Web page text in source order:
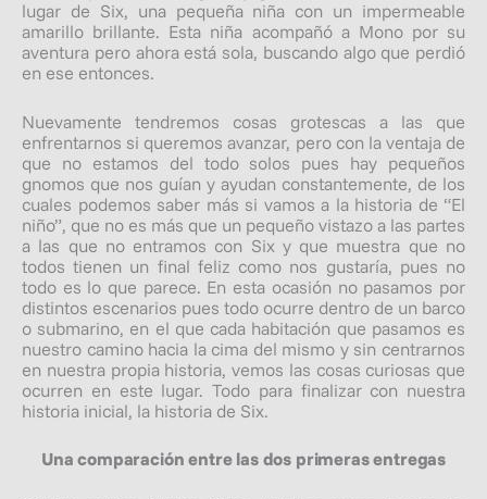
lugar de Six, una pequeña niña con un impermeable
amarillo brillante. Esta niña acompañó a Mono por su
aventura pero ahora está sola, buscando algo que perdió
en ese entonces.
Nuevamente tendremos cosas grotescas a las que
enfrentarnos si queremos avanzar, pero con la ventaja de
que no estamos del todo solos pues hay pequeños
gnomos que nos guían y ayudan constantemente, de los
cuales podemos saber más si vamos a la historia de “El
niño”, que no es más que un pequeño vistazo a las partes
a las que no entramos con Six y que muestra que no
todos tienen un final feliz como nos gustaría, pues no
todo es lo que parece. En esta ocasión no pasamos por
distintos escenarios pues todo ocurre dentro de un barco
o submarino, en el que cada habitación que pasamos es
nuestro camino hacia la cima del mismo y sin centrarnos
en nuestra propia historia, vemos las cosas curiosas que
ocurren en este lugar. Todo para finalizar con nuestra
historia inicial, la historia de Six.
Una comparación entre las dos primeras entregas